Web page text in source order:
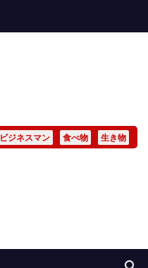
ビジネスマン 食べ物 生き物